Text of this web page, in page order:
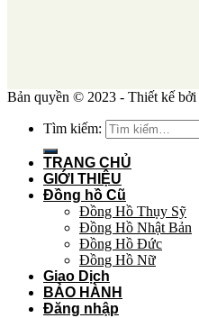
Bản quyền © 2023 - Thiết kế bởi
Tìm kiếm:
TRANG CHỦ
GIỚI THIỆU
Đồng hồ Cũ
Đồng Hồ Thụy Sỹ
Đồng Hồ Nhật Bản
Đồng Hồ Đức
Đồng Hồ Nữ
Giao Dịch
BẢO HÀNH
Đăng nhập